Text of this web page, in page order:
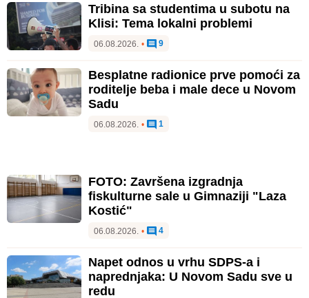
Tribina sa studentima u subotu na
Klisi: Tema lokalni problemi
06.08.2026. • 9
Besplatne radionice prve pomoći za
roditelje beba i male dece u Novom
Sadu
06.08.2026. • 1
FOTO: Završena izgradnja
fiskulturne sale u Gimnaziji "Laza
Kostić"
06.08.2026. • 4
Napet odnos u vrhu SDPS-a i
naprednjaka: U Novom Sadu sve u
redu